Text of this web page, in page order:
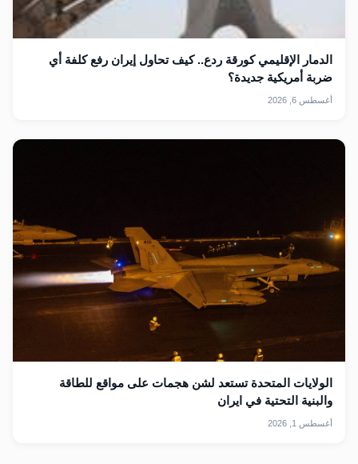
الدمار الإقليمي كورقة ردع.. كيف تحاول إيران رفع كلفة أي
ضربة أمريكية جديدة؟
أغسطس 6, 2026
الولايات المتحدة تستعد لشن هجمات على مواقع للطاقة
والبنية التحتية في ايران
أغسطس 1, 2026